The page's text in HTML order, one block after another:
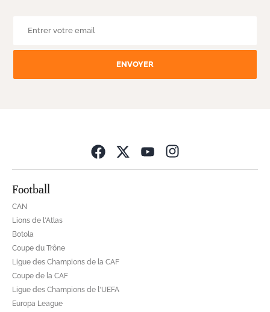
ENVOYER
Football
CAN
Lions de l'Atlas
Botola
Coupe du Trône
Ligue des Champions de la CAF
Coupe de la CAF
Ligue des Champions de l'UEFA
Europa League